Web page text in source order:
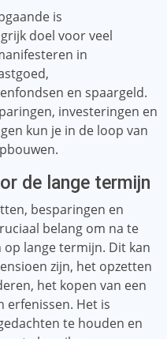
is
doel voor veel
in
en spaargeld.
investeringen en
kun je in de loop van
de lange termijn
besparingen en
belang om na te
lange termijn. Dit kan
zijn, het opzetten
het kopen van een
erfenissen. Het is
te houden en